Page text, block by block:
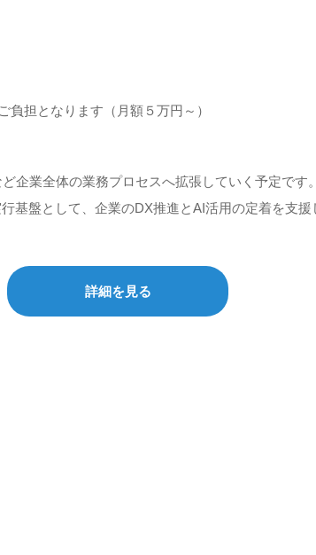
負担となります（月額５万円～）
企業全体の業務プロセスへ拡張していく予定です
基盤として、企業のDX推進とAI活用の定着を支援
詳細を見る